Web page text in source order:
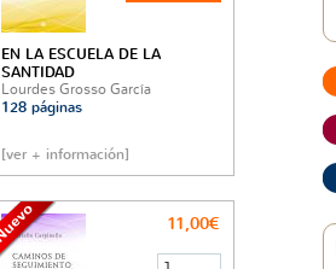
EN LA ESCUELA DE LA
SANTIDAD
Lourdes Grosso García
128 páginas
[ver + información]
11,00€